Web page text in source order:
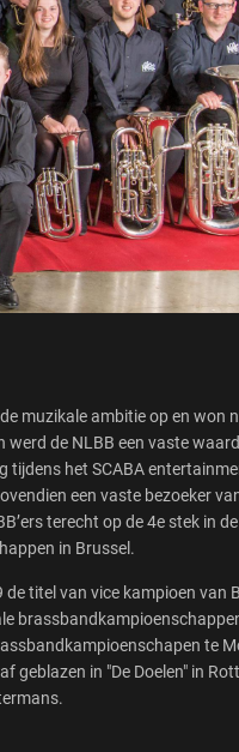
muzikale ambitie op en won
de NLBB een vaste
tijdens het SCABA
een vaste bezoeker
terecht op de 4e stek in de
in Brussel.
titel van vice kampioen van
te
geblazen in "De Doelen" in